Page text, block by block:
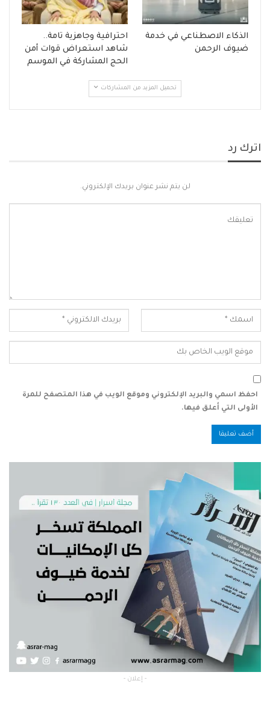
الذكاء الاصطناعي في خدمة
ضيوف الرحمن
احترافية وجاهزية تامة..
شاهد استعراض قوات أمن
الحج المشاركة في الموسم
تحميل المزيد من المشاركات
اترك رد
لن يتم نشر عنوان بريدك الإلكتروني.
احفظ اسمي والبريد الإلكتروني وموقع الويب في هذا المتصفح للمرة
الأولى التي أعلق فيها.
- إعلان -